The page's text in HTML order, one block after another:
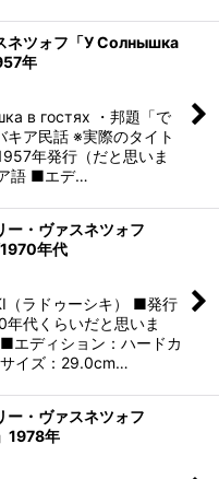
ネツォフ「У Солнышка
年
в гостях ・邦題「で
ア民話 ※実際のタイト
年発行（だと思いま
語 ■エデ…
ー・ヴァスネツォフ
年代
（ラドゥーシキ） ■発行
代くらいだと思いま
エディション：ハードカ
イズ：29.0cm…
ー・ヴァスネツォフ
年